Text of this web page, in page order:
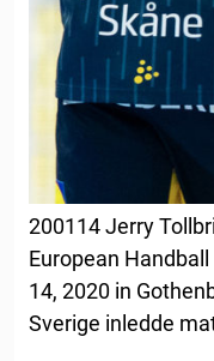
200114 Jerry
European
14, 2020 in
Sverige inledde